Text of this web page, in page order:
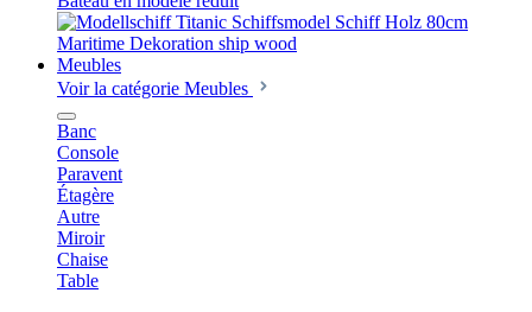
Meubles
Voir la catégorie Meubles
Banc
Console
Paravent
Étagère
Autre
Miroir
Chaise
Table